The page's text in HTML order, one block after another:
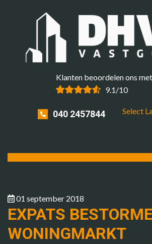
Klanten beoordelen ons
9.1/10
040 2457844 Select
01 september 2018
EXPATS
WONINGMARKT